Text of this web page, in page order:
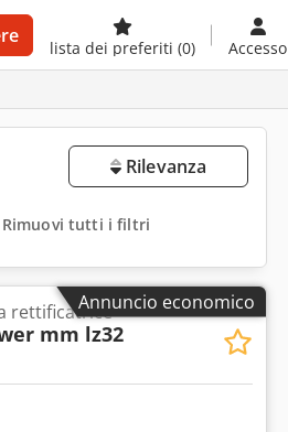
lista dei preferiti (0) Accesso
Rilevanza
Rimuovi tutti i filtri
Annuncio economico
rettificatrice
mm lz32